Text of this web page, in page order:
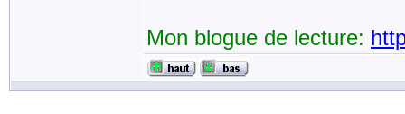
Mon blogue de lecture: